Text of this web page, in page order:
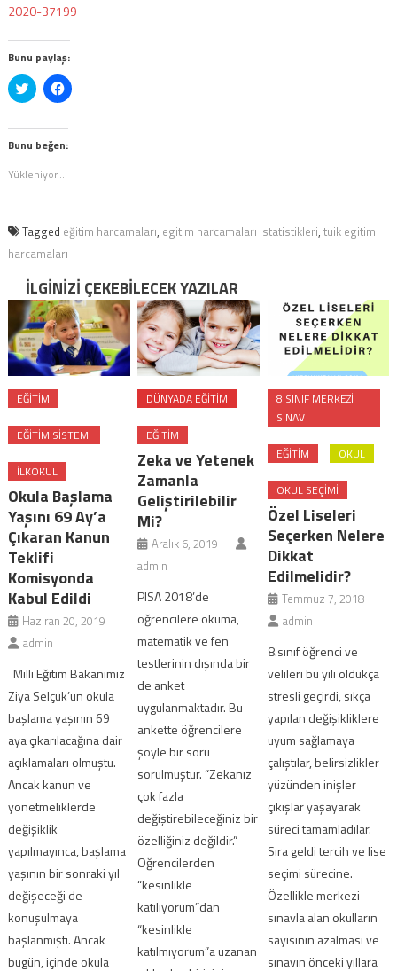
2020-37199
Bunu paylaş:
Twitter
üzerinde
tıklayın
(Yeni
pencerede
Facebook'ta
paylaşmak
(Yeni
pencerede
Bunu beğen:
Yükleniyor...
Tagged eğitim harcamaları, egitim harcamaları istatistikleri, tuik egitim
harcamaları
İLGINIZI ÇEKEBILECEK YAZILAR
EĞITIM
EĞITIM SISTEMI
ILKOKUL
Okula Başlama
Yaşını 69 Ay’a
Çıkaran Kanun
Teklifi
Komisyonda
Kabul Edildi
Haziran 20, 2019
admin
Milli Eğitim Bakanımız
Ziya Selçuk’un okula
başlama yaşının 69
aya çıkarılacağına dair
açıklamaları olmuştu.
Ancak kanun ve
yönetmeliklerde
değişiklik
yapılmayınca, başlama
yaşının bir sonraki yıl
değişeceği de
konuşulmaya
başlanmıştı. Ancak
bugün, içinde okula
DÜNYADA EĞITIM
EĞITIM
Zeka ve Yetenek
Zamanla
Geliştirilebilir
Mi?
Aralık 6, 2019
admin
PISA 2018’de
öğrencilere okuma,
matematik ve fen
testlerinin dışında bir
de anket
uygulanmaktadır. Bu
ankette öğrencilere
şöyle bir soru
sorulmuştur. “Zekanız
çok fazla
değiştirebileceğiniz bir
özelliğiniz değildir.”
Öğrencilerden
“kesinlikle
katılıyorum”dan
“kesinlikle
katılmıyorum”a uzanan
8.SINIF MERKEZI
SINAV
EĞITIM OKUL
OKUL SEÇIMI
Özel Liseleri
Seçerken Nelere
Dikkat
Edilmelidir?
Temmuz 7, 2018
admin
8.sınıf öğrenci ve
velileri bu yılı oldukça
stresli geçirdi, sıkça
yapılan değişikliklere
uyum sağlamaya
çalıştılar, belirsizlikler
yüzünden inişler
çıkışlar yaşayarak
süreci tamamladılar.
Sıra geldi tercih ve lise
seçimi sürecine.
Özellikle merkezi
sınavla alan okulların
sayısının azalması ve
sınavın önceki yıllara